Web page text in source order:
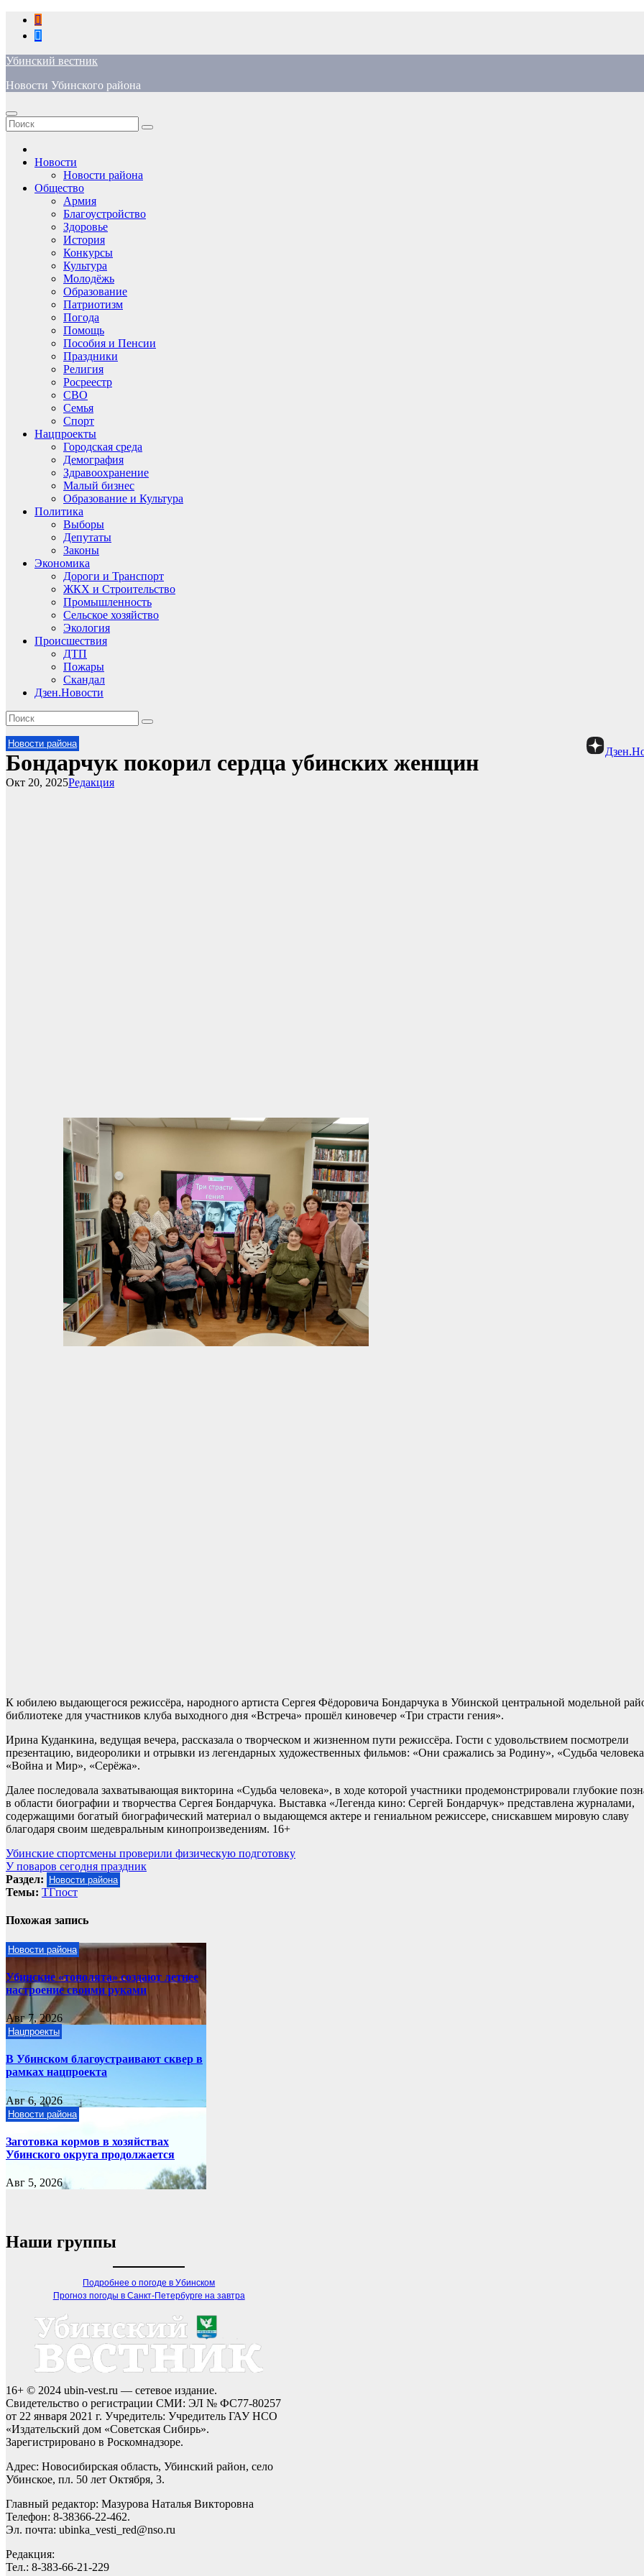
Перейти
содержимому
Убинский вестник
Новости Убинского района
Новости
Новости района
Общество
Армия
Благоустройство
Здоровье
История
Конкурсы
Культура
Молодёжь
Образование
Патриотизм
Погода
Помощь
Пособия и Пенсии
Праздники
Религия
Росреестр
СВО
Семья
Спорт
Нацпроекты
Городская среда
Демография
Здравоохранение
Малый бизнес
Образование и Культура
Политика
Выборы
Депутаты
Законы
Экономика
Дороги и Транспорт
ЖКХ и Строительство
Промышленность
Сельское хозяйство
Экология
Происшествия
ДТП
Пожары
Скандал
Дзен.Новости
Новости района
Бондарчук покорил сердца убинских женщин
Редакция
Окт 20, 2025
К юбилею выдающегося режиссёра, народного артиста Сергея Фёдоровича Бондарчука в Убинской центральной модельной
библиотеке для участников клуба выходного дня «Встреча» прошёл киновечер «Три страсти гения».
Ирина Куданкина, ведущая вечера, рассказала о творческом и жизненном пути режиссёра. Гости с удовольствием посмотрели
презентацию, видеоролики и отрывки из легендарных художественных фильмов: «Они сражались за Родину», «Судьба
«Война и Мир», «Серёжа».
Далее последовала захватывающая викторина «Судьба человека», в ходе которой участники продемонстрировали глубокие
в области биографии и творчества Сергея Бондарчука. Выставка «Легенда кино: Сергей Бондарчук» представлена журналами,
содержащими богатый биографический материал о выдающемся актере и гениальном режиссере, снискавшем мировую славу
благодаря своим шедевральным кинопроизведениям. 16+
Навигация
по
записям
Убинские спортсмены проверили физическую подготовку
У поваров сегодня праздник
Раздел:
Новости района
Темы: ТГпост
Похожая запись
Новости района
Убинские «тополята» создают летнее
настроение своими руками
Авг 7, 2026
Нацпроекты
В Убинском благоустраивают сквер в
рамках нацпроекта
Авг 6, 2026
Новости района
Заготовка кормов в хозяйствах
Убинского округа продолжается
Авг 5, 2026
Наши группы
Подробнее о погоде в Убинском
Прогноз погоды в Санкт-Петербурге на завтра
16+ © 2024 ubin-vest.ru — сетевое издание.
Свидетельство о регистрации СМИ: ЭЛ № ФС77-80257
от 22 января 2021 г. Учредитель: Учредитель ГАУ НСО
«Издательский дом «Советская Сибирь».
Зарегистрировано в Роскомнадзоре.
Адрес: Новосибирская область, Убинский район, село
Убинское, пл. 50 лет Октября, 3.
Главный редактор: Мазурова Наталья Викторовна
Телефон: 8-38366-22-462.
Эл. почта: ubinka_vesti_red@nso.ru
Редакция:
Тел.: 8-383-66-21-229